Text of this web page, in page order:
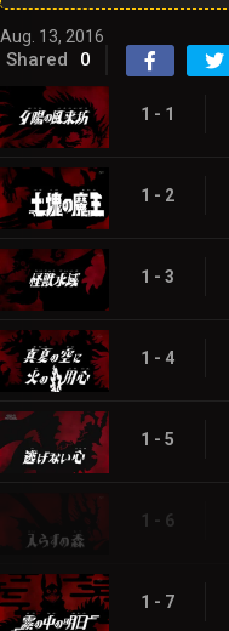
Aug. 13, 2016
Shared 0
1 - 1
1 - 2
1 - 3
1 - 4
1 - 5
1 - 6
1 - 7